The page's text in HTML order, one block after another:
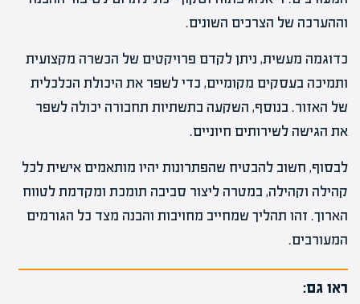
וההערכה של הצרכים השונים.
כדוגמה מעשית, ניתן לקדם פרויקטים של הכשרה מקצועית
ותמיכה בעסקים מקומיים, כדי לשפר את היכולת הכלכלית
של האזור. בנוסף, השקעה בתשתיות תחבורה יכולה לשפר
את הגישה לשירותים חיוניים.
לבסוף, חשוב להבטיח שהפתרונות יהיו מותאמים אישית לכל
קהילה וקהילה, במטרה ליצור סביבה תומכת ומקדמת לטווח
הארוך. זהו תהליך שמחייב מחויבות והבנה מצד כל הגורמים
המעורבים.
ראו גם: